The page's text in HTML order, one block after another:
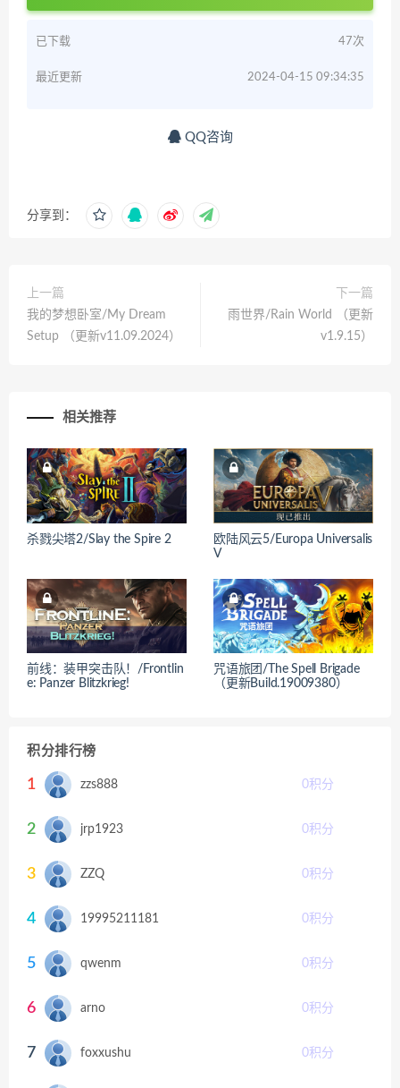
已下载 47次
最近更新 2024-04-15 09:34:35
QQ咨询
分享到：
上一篇
我的梦想卧室/My Dream
Setup （更新v11.09.2024）
下一篇
雨世界/Rain World （更新
v1.9.15）
相关推荐
杀戮尖塔2/Slay the Spire 2
欧陆风云5/Europa Universalis
V
前线：装甲突击队！/Frontlin
e: Panzer Blitzkrieg!
咒语旅团/The Spell Brigade
（更新Build.19009380）
积分排行榜
1 zzs888 0积分
2 jrp1923 0积分
3 ZZQ 0积分
4 19995211181 0积分
5 qwenm 0积分
6 arno 0积分
7 foxxushu 0积分